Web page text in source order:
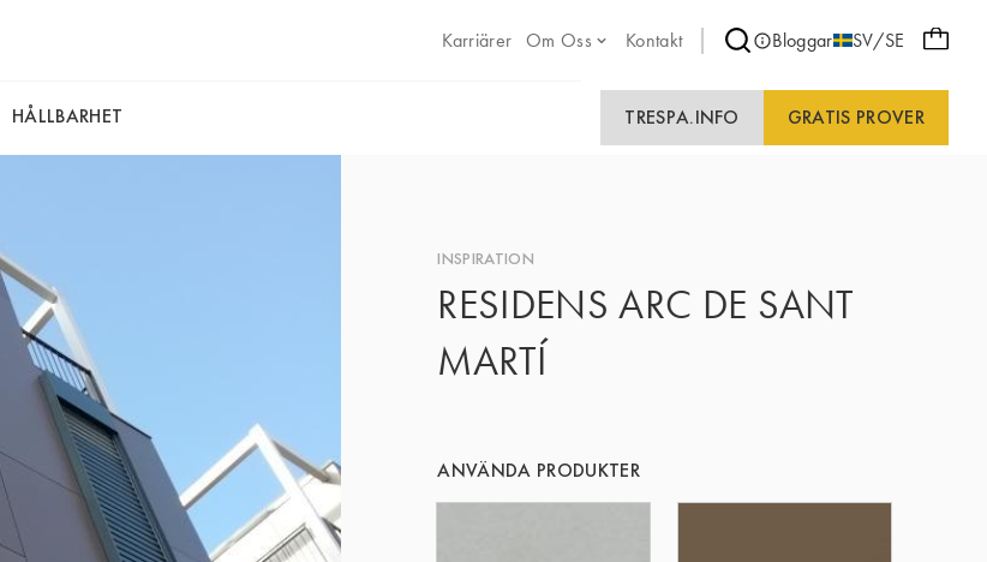
Karriärer
Om Oss Kontakt Bloggar SV/SE
HÅLLBARHET TRESPA.INFO GRATIS PROVER
INSPIRATION
RESIDENS ARC DE SANT
MARTÍ
ANVÄNDA PRODUKTER